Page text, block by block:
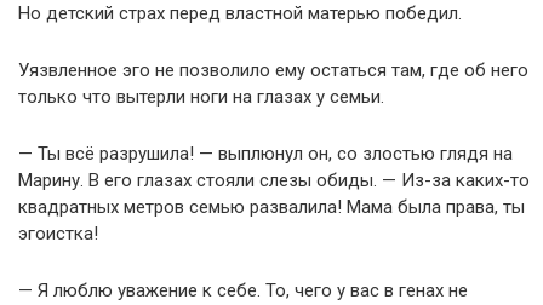
Но детский страх перед властной матерью победил.
Уязвленное эго не позволило ему остаться там, где об него
только что вытерли ноги на глазах у семьи.
— Ты всё разрушила! — выплюнул он, со злостью глядя на
Марину. В его глазах стояли слезы обиды. — Из-за каких-то
квадратных метров семью развалила! Мама была права, ты
эгоистка!
— Я люблю уважение к себе. То, чего у вас в генах не